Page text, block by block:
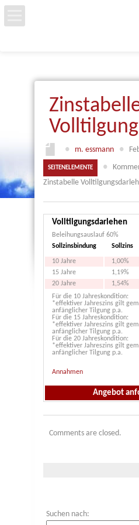
Über uns
Baufinanzierung
Immobilien & Grundstücke
Kredit
● m. essmann ●
SEITENELEMENTE ●
Zinstabelle
Volltilgungsdarlehen
Beleihungsauslauf 60%
Sollzinsbindung
Sollzins
10 Jahre
1,00%
15 Jahre
1,19%
20 Jahre
1,54%
Für die 10 Jahreskondition:
*effektiver Jahreszins gilt
anfänglicher Tilgung p.a.
Für die 15 Jahreskondition:
*effektiver Jahreszins gilt
anfänglicher Tilgung p.a.
Für die 20 Jahreskondition:
*effektiver Jahreszins gilt
anfänglicher Tilgung p.a.
Annahmen
Angebot
Comments are closed.
Suchen nach: